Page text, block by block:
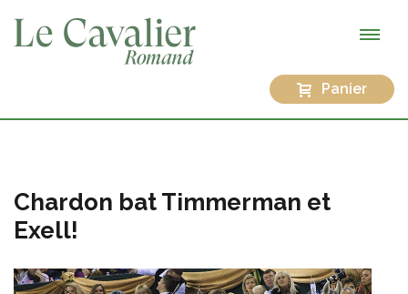
Panier
Chardon bat Timmerman et
Exell!